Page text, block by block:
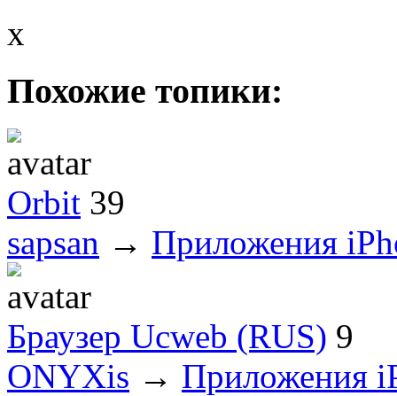
x
Похожие топики:
Orbit 39
sapsan → Приложения
Браузер Ucweb (RUS) 9
ONYXis → Приложения